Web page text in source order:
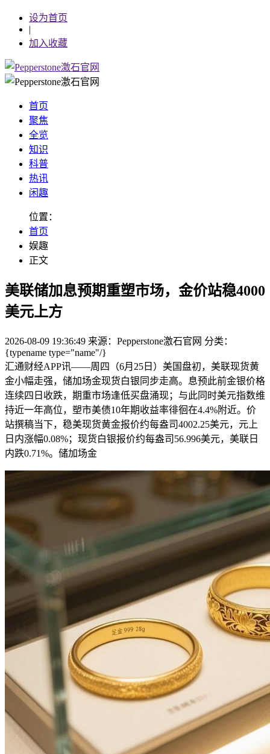
设为首页
|
加入收藏
首页
聚焦
全览
知识
科普
热讯
闲趣
位置：
首页
娱趣
正文
美联储加息预期重塑市场，金价站稳4000
美元上方
2026-08-09 19:36:49 来源：Pepperstone激石官网 分类：
{typename type="name"/}
汇通财经APP讯——周四（6月25日）美国盘初，美联现货黄
金小幅走强，储加场金现货白银同步走高。息预此前金银价格
连续四日收跌，期重市场逢低买盘涌现；与此同时美元指数维
持近一年高位，塑市美债10年期收益率徘徊在4.4%附近。价
站撰稿当下，稳美现货黄金报价约每盎司4002.25美元，元上
日内涨幅0.08%；现货白银报价约每盎司56.996美元，美联日
内跌0.71%。储加场金